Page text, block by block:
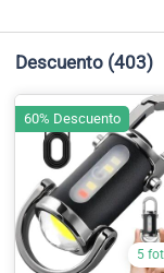
Descuento (403)
5
60% Descuento